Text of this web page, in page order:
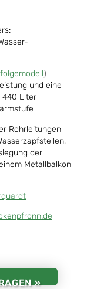
)
und eine
440 Liter
Rohrleitungen
der
Metallbalkon
»